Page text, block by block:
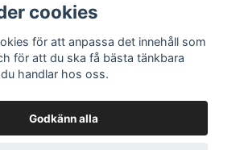
cookies
för att anpassa det innehåll som
för att du ska få bästa tänkbara
handlar hos oss.
Godkänn alla